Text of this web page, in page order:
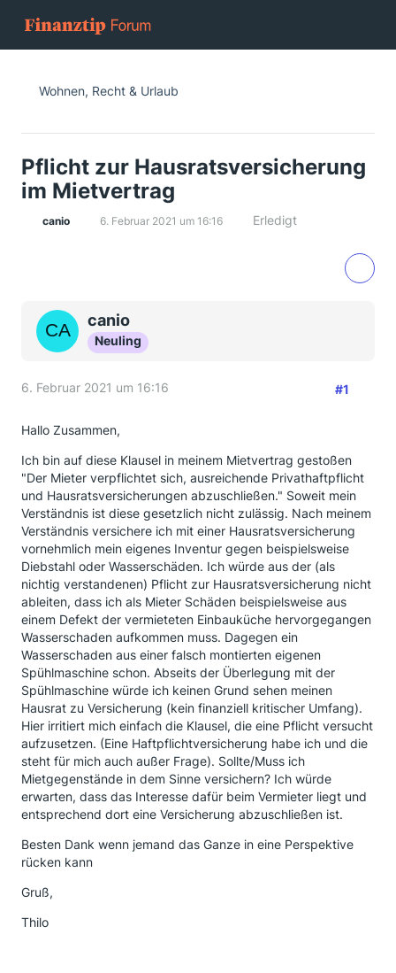
Wohnen, Recht & Urlaub
Pflicht zur Hausratsversicherung
im Mietvertrag
canio 6. Februar 2021 um 16:16 Erledigt
canio
Neuling
6. Februar 2021 um 16:16 #1
Hallo Zusammen,
Ich bin auf diese Klausel in meinem Mietvertrag gestoßen
"Der Mieter verpflichtet sich, ausreichende Privathaftpflicht
und Hausratsversicherungen abzuschließen." Soweit mein
Verständnis ist diese gesetzlich nicht zulässig. Nach meinem
Verständnis versichere ich mit einer Hausratsversicherung
vornehmlich mein eigenes Inventur gegen beispielsweise
Diebstahl oder Wasserschäden. Ich würde aus der (als
nichtig verstandenen) Pflicht zur Hausratsversicherung nicht
ableiten, dass ich als Mieter Schäden beispielsweise aus
einem Defekt der vermieteten Einbauküche hervorgegangen
Wasserschaden aufkommen muss. Dagegen ein
Wasserschaden aus einer falsch montierten eigenen
Spühlmaschine schon. Abseits der Überlegung mit der
Spühlmaschine würde ich keinen Grund sehen meinen
Hausrat zu Versicherung (kein finanziell kritischer Umfang).
Hier irritiert mich einfach die Klausel, die eine Pflicht versucht
aufzusetzen. (Eine Haftpflichtversicherung habe ich und die
steht für mich auch außer Frage). Sollte/Muss ich
Mietgegenstände in dem Sinne versichern? Ich würde
erwarten, dass das Interesse dafür beim Vermieter liegt und
entsprechend dort eine Versicherung abzuschließen ist.
Besten Dank wenn jemand das Ganze in eine Perspektive
rücken kann
Gruß,
Thilo